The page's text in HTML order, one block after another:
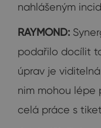
nahlášeným
RAYMOND:
podařilo docílit
úprav je
nim mohou lépe
celá práce s